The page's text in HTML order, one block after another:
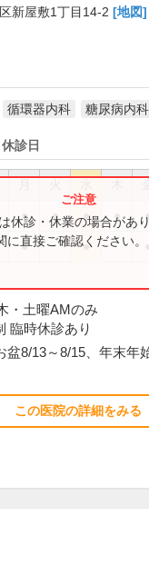
新屋敷1丁目14-2 [地図]
循環器内科 糖尿病内科
診日
● ● ● ● ●
● ●
休診・休業の場合があ
に直接ご確認ください。
・土曜AMのみ
臨時休診あり
盆8/13～8/15、年末年
この医院の詳細をみる